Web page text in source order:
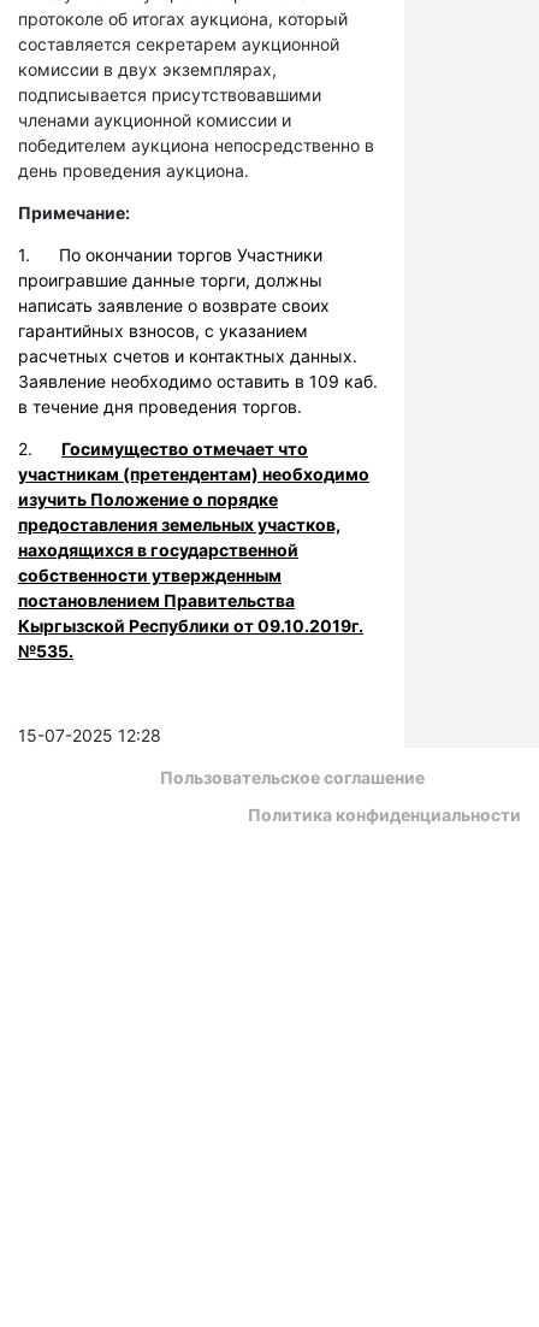
протоколе об итогах аукциона, который
составляется секретарем аукционной
комиссии в двух экземплярах,
подписывается присутствовавшими
членами аукционной комиссии и
победителем аукциона непосредственно в
день проведения аукциона.
Примечание:
1. По окончании торгов Участники
проигравшие данные торги, должны
написать заявление о возврате своих
гарантийных взносов, с указанием
расчетных счетов и контактных данных.
Заявление необходимо оставить в 109 каб.
в течение дня проведения торгов.
2. Госимущество отмечает что
участникам (претендентам) необходимо
изучить Положение о порядке
предоставления земельных участков,
находящихся в государственной
собственности утвержденным
постановлением Правительства
Кыргызской Республики от 09.10.2019г.
№535.
15-07-2025 12:28
Пользовательское соглашение
Политика конфиденциальности